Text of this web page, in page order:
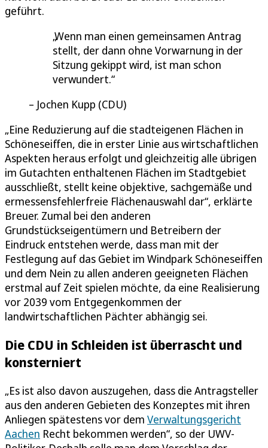
geführt.
Wenn man einen gemeinsamen Antrag
stellt, der dann ohne Vorwarnung in der
Sitzung gekippt wird, ist man schon
verwundert.
Jochen Kupp (CDU)
„Eine Reduzierung auf die stadteigenen Flächen in
Schöneseiffen, die in erster Linie aus wirtschaftlichen
Aspekten heraus erfolgt und gleichzeitig alle übrigen
im Gutachten enthaltenen Flächen im Stadtgebiet
ausschließt, stellt keine objektive, sachgemäße und
ermessensfehlerfreie Flächenauswahl dar“, erklärte
Breuer. Zumal bei den anderen
Grundstückseigentümern und Betreibern der
Eindruck entstehen werde, dass man mit der
Festlegung auf das Gebiet im Windpark Schöneseiffen
und dem Nein zu allen anderen geeigneten Flächen
erstmal auf Zeit spielen möchte, da eine Realisierung
vor 2039 vom Entgegenkommen der
landwirtschaftlichen Pächter abhängig sei.
Die CDU in Schleiden ist überrascht und
konsterniert
„Es ist also davon auszugehen, dass die Antragsteller
aus den anderen Gebieten des Konzeptes mit ihren
Anliegen spätestens vor dem Verwaltungsgericht
Aachen Recht bekommen werden“, so der UWV-